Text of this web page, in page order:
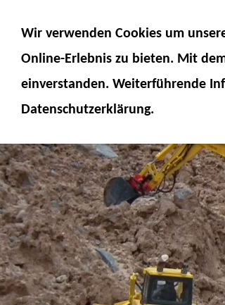
FUMOTEC
Wir verwenden Cookies um
Online-Erlebnis zu bieten. Mit
einverstanden. Weiterführende
Datenschutzerklärung.